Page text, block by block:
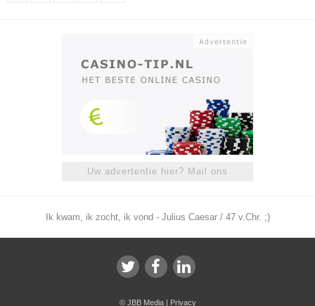
Uw advertentie hier? Mail ons
Ik kwam, ik zocht, ik vond - Julius Caesar / 47 v.Chr. ;)
© JBB Media| Privacy